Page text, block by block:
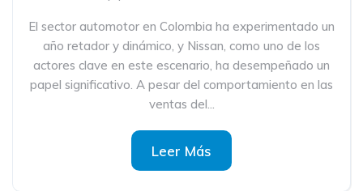
El sector automotor en Colombia ha experimentado un
año retador y dinámico, y Nissan, como uno de los
actores clave en este escenario, ha desempeñado un
papel significativo. A pesar del comportamiento en las
ventas del...
Leer Más